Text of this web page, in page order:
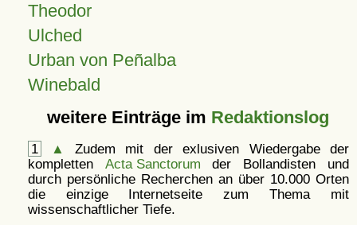
Theodor
Ulched
Urban von Peñalba
Winebald
weitere Einträge im Redaktionslog
1 ▲
Zudem mit der exlusiven Wiedergabe der
kompletten Acta Sanctorum der Bollandisten und
durch persönliche Recherchen an über 10.000 Orten
die einzige Internetseite zum Thema mit
wissenschaftlicher Tiefe.